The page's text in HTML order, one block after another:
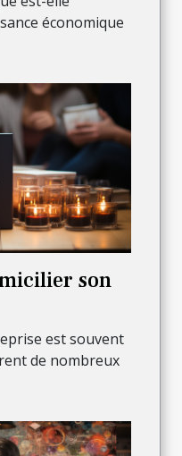
économique
son
est souvent
de nombreux